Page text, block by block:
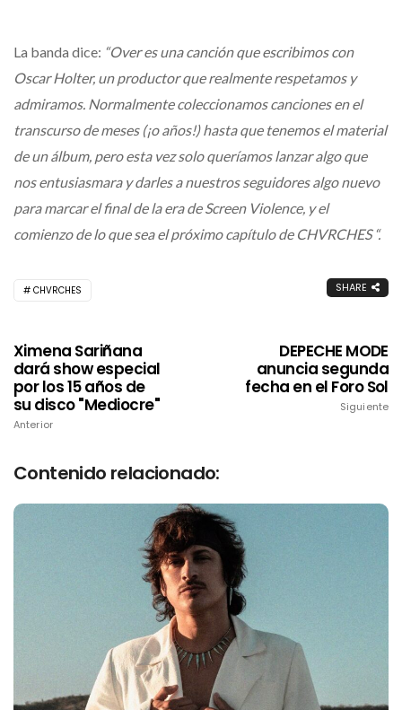
La banda dice: “Over es una canción que escribimos con
Oscar Holter, un productor que realmente respetamos y
admiramos. Normalmente coleccionamos canciones en el
transcurso de meses (¡o años!) hasta que tenemos el material
de un álbum, pero esta vez solo queríamos lanzar algo que
nos entusiasmara y darles a nuestros seguidores algo nuevo
para marcar el final de la era de Screen Violence, y el
comienzo de lo que sea el próximo capítulo de CHVRCHES “.
CHVRCHES SHARE
Ximena Sariñana
dará show especial
por los 15 años de
su disco "Mediocre"
Anterior
DEPECHE MODE
anuncia segunda
fecha en el Foro Sol
Siguiente
Contenido relacionado: